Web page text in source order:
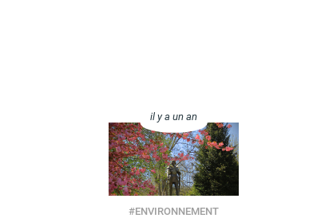
il y a un an
#ENVIRONNEMENT